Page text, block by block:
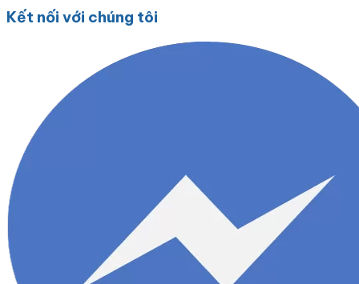
Kết nối với chúng tôi